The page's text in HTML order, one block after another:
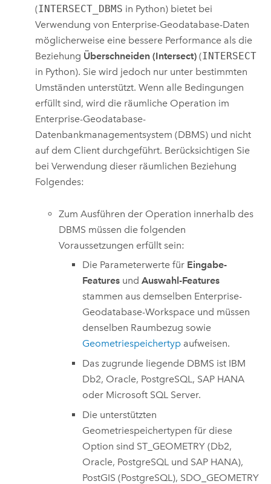
(INTERSECT_DBMS in Python) bietet bei
Verwendung von Enterprise-Geodatabase-Daten
möglicherweise eine bessere Performance als die
Beziehung Überschneiden (Intersect) (INTERSECT
in Python). Sie wird jedoch nur unter bestimmten
Umständen unterstützt. Wenn alle Bedingungen
erfüllt sind, wird die räumliche Operation im
Enterprise-Geodatabase-
Datenbankmanagementsystem (DBMS) und nicht
auf dem Client durchgeführt. Berücksichtigen Sie
bei Verwendung dieser räumlichen Beziehung
Folgendes:
Zum Ausführen der Operation innerhalb des
DBMS müssen die folgenden
Voraussetzungen erfüllt sein:
Die Parameterwerte für Eingabe-
Featuresund Auswahl-Features
stammen aus demselben Enterprise-
Geodatabase-Workspace und müssen
denselben Raumbezug sowie
Geometriespeichertypaufweisen.
Das zugrunde liegende DBMS ist IBM
Db2, Oracle, PostgreSQL, SAP HANA
oder Microsoft SQL Server.
Die unterstützten
Geometriespeichertypen für diese
Option sind ST_GEOMETRY (Db2,
Oracle, PostgreSQL und SAP HANA),
PostGIS (PostgreSQL ), SDO_GEOMETRY